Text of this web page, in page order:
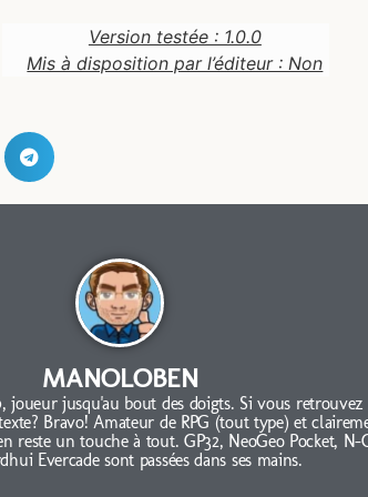
Version testée : 1.0.0
Mis à disposition par l’éditeur : Non
MANOLOBEN
joueur jusqu'au bout des doigts. Si vous
Bravo! Amateur de RPG (tout type) et
reste un touche à tout. GP32, NeoGeo Pocket, N-
Evercade sont passées dans ses mains.